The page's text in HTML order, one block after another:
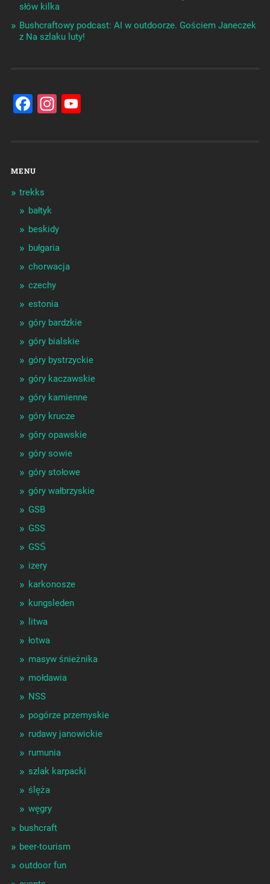
słów kilka
Bushcraftowy podcast: AI w outdoorze. Gościem Janeczek
z Na szlaku luty!
Facebook
Instagram
YouTube
MENU
trekks
bałtyk
beskidy
bułgaria
chorwacja
czechy
estonia
góry bardzkie
góry bialskie
góry bystrzyckie
góry kaczawskie
góry kamienne
góry krucze
góry opawskie
góry sowie
góry stołowe
góry wałbrzyskie
GSB
GSS
GSŚ
izery
karkonosze
kungsleden
litwa
łotwa
masyw śnieżnika
mołdawia
NSS
pogórze przemyskie
rudawy janowickie
rumunia
szlak karpacki
ślęża
węgry
bushcraft
beer-tourism
outdoor fun